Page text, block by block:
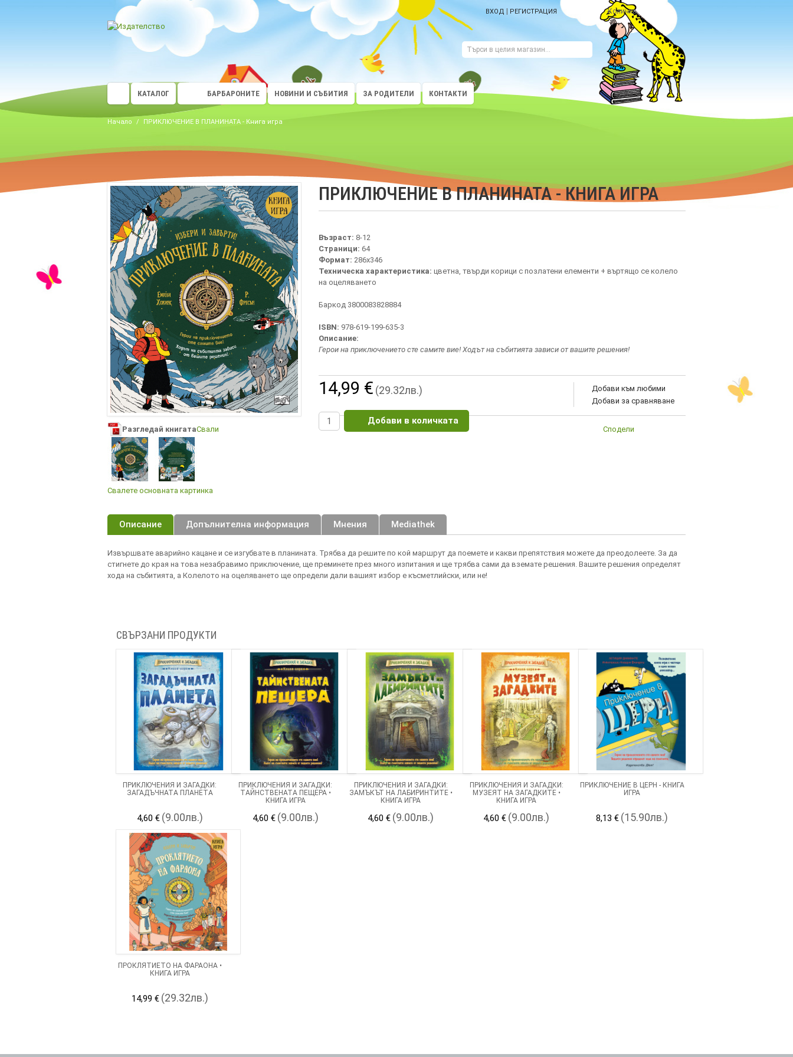
ВХОД | РЕГИСТРАЦИЯ Количка
КАТАЛОГ БАРБАРОНИТЕ НОВИНИ И СЪБИТИЯ ЗА РОДИТЕЛИ КОНТАКТИ
Начало / ПРИКЛЮЧЕНИЕ В ПЛАНИНАТА - Книга игра
ПРИКЛЮЧЕНИЕ В ПЛАНИНАТА - КНИГА ИГРА
Разгледай книгатаСвали
Свалете основната картинка
Възраст: 8-12
Страници: 64
Формат: 286х346
Техническа характеристика: цветна, твърди корици с позлатени елементи + въртящо се колело
на оцеляването
Баркод 3800083828884
ISBN: 978-619-199-635-3
Описание:
Герои на приключението сте самите вие! Ходът на събитията зависи от вашите решения!
Добави към любими
Добави за сравняване
14,99 € (29.32лв.)
Добави в количката
Сподели
Описание Допълнителна информация Мнения Mediathek
Извършвате аварийно кацане и се изгубвате в планината. Трябва да решите по кой маршрут да поемете и какви препятствия можете да преодолеете. За да
стигнете до края на това незабравимо приключение, ще преминете през много изпитания и ще трябва сами да вземате решения. Вашите решения определят
хода на събитията, а Колелото на оцеляването ще определи дали вашият избор е късметлийски, или не!
СВЪРЗАНИ ПРОДУКТИ
ПРИКЛЮЧЕНИЯ И ЗАГАДКИ:
ЗАГАДЪЧНАТА ПЛАНЕТА
4,60 € (9.00лв.)
ПРИКЛЮЧЕНИЯ И ЗАГАДКИ:
ТАЙНСТВЕНАТА ПЕЩЕРА •
КНИГА ИГРА
4,60 € (9.00лв.)
ПРИКЛЮЧЕНИЯ И ЗАГАДКИ:
ЗАМЪКЪТ НА ЛАБИРИНТИТЕ •
КНИГА ИГРА
4,60 € (9.00лв.)
ПРИКЛЮЧЕНИЯ И ЗАГАДКИ:
МУЗЕЯТ НА ЗАГАДКИТЕ •
КНИГА ИГРА
4,60 € (9.00лв.)
ПРИКЛЮЧЕНИЕ В ЦЕРН - КНИГА
ИГРА
8,13 € (15.90лв.)
ПРОКЛЯТИЕТО НА ФАРАОНА •
КНИГА ИГРА
14,99 € (29.32лв.)